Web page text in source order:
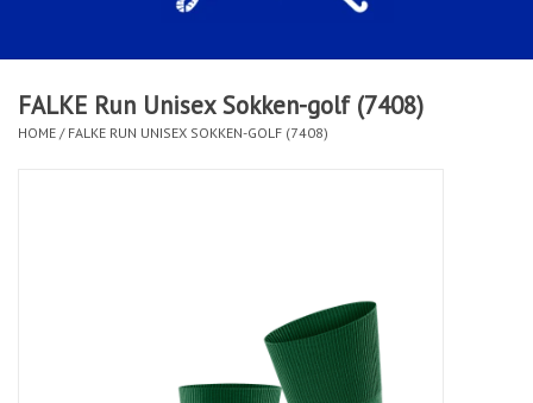
KLEDING
CLUBSHOPS
FALKE Run Unisex Sokken-golf (7408)
HOME / FALKE RUN UNISEX SOKKEN-GOLF (7408)